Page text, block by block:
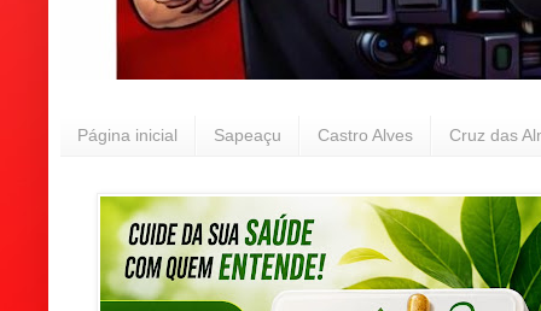
Página inicial Sapeaçu Castro Alves Cruz das